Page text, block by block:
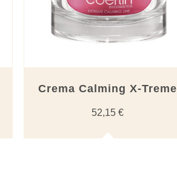
Crema Calming X-Treme
52,15€